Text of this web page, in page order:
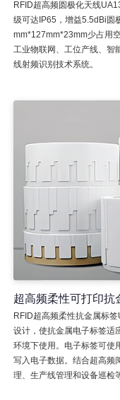
RFID超高频圆极化天线
级可达IP65，增益5.5dBi圆
mm*127mm*23mm少占用
工业物联网、工位产线、智
线射频识别技术系统。
超高频柔性可打印抗
RFID超高频柔性抗金属标
设计，使抗金属电子标签适
环境下使用。电子标签可使
写入电子数据。结合超高频
理、生产线管理和设备巡检